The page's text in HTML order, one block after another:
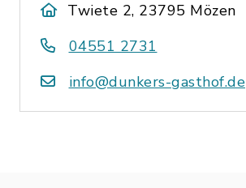
Twiete 2, 23795 Mözen
04551 2731
info@dunkers-gasthof.de